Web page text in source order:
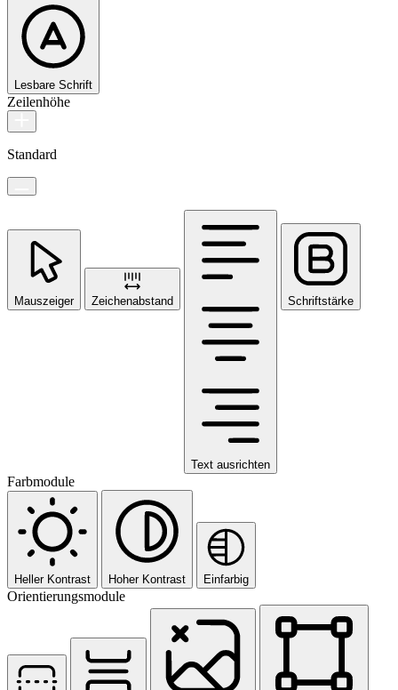
Lesbare Schrift
Zeilenhöhe
Standard
Mauszeiger Zeichenabstand
Text ausrichten
Schriftstärke
Farbmodule
Heller Kontrast Hoher Kontrast Einfarbig
Orientierungsmodule